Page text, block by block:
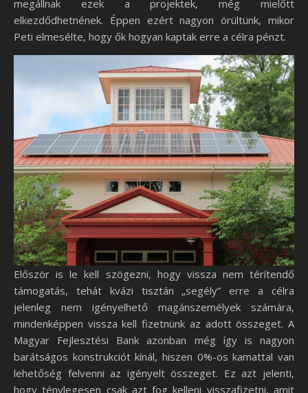
megállnak ezek a projektek, még mielőtt
elkezdődhetnének. Éppen ezért nagyon örültünk, mikor
Peti elmesélte, hogy ők hogyan kaptak erre a célra pénzt.
Először is le kell szögezni, hogy vissza nem térítendő
támogatás, tehát kvázi tisztán „segély” erre a célra
jelenleg nem igényelhető magánszemélyek számára,
mindenképpen vissza kell fizetnünk az adott összeget. A
Magyar Fejlesztési Bank azonban még így is nagyon
barátságos konstrukciót kínál, hiszen 0%-os kamattal van
lehetőség felvenni az igényelt összeget. Ez azt jelenti,
hogy ténylegesen csak azt fog kelleni visszafizetni, amit